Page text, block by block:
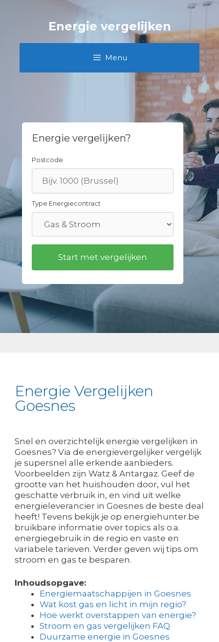
Energie vergelijken
Menu
Energie vergelijken?
Postcode
Type Energiecontract
Energie Vergelijken
Goesnes
Snel en overzichtelijk energie vergelijken in
Goesnes? Via de energievergelijker vergelijk
je supersnel alle erkende aanbieders.
Voorbeelden zijn Watz & Antargaz. Geef de
grootte van het huishouden door, vul het
geschatte verbruik in, en vind uit welke
energieleverancier in Goesnes de beste deal
heeft! Tevens bekijk je op energiehunter.be
bruikbare informatie over topics als o.a.
energiegebruik in de regio en vaste en
variabele tarieven. Verder geven wij tips om
stroom en gas te besparen.
Inhoudsopgave:
Energiemaatschappijen in Goesnes
Wat kost gas en licht in mijn regio?
Hoe werkt overstappen van energie?
Stroom en gas vergelijken FAQ
Duurzame energie in Goesnes